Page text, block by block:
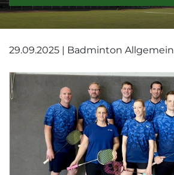
29.09.2025 | Badminton Allgemein